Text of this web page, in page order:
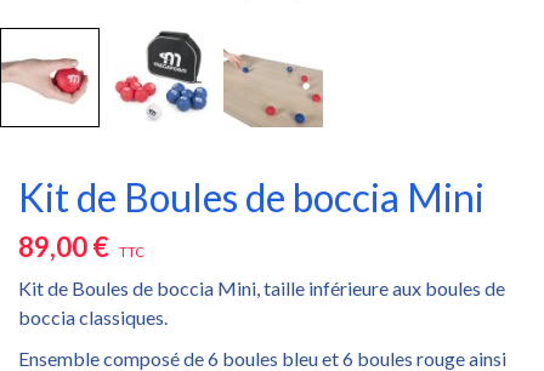
Kit de Boules de boccia Mini
89,00 € TTC
Kit de Boules de boccia Mini, taille inférieure aux boules de
boccia classiques.
Ensemble composé de 6 boules bleu et 6 boules rouge ainsi